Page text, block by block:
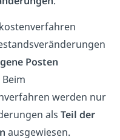
Posten
werden nur
alsTeil der
ausgewiesen.